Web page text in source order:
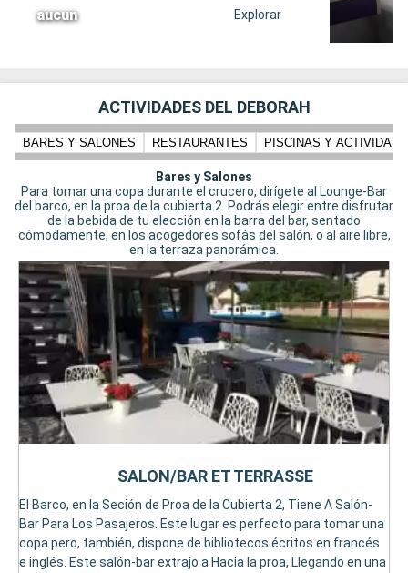
aucun Explorar
ACTIVIDADES DEL DEBORAH
BARES Y SALONES RESTAURANTES PISCINAS Y
Bares y Salones
Para tomar una copa durante el crucero, dirígete al Lounge-Bar
del barco, en la proa de la cubierta 2. Podrás elegir entre disfrutar
de la bebida de tu elección en la barra del bar, sentado
cómodamente, en los acogedores sofás del salón, o al aire libre,
en la terraza panorámica.
El Barco, en la Seción de Proa de la Cubierta 2, Tiene A Salón-
Bar Para Los Pasajeros. Este lugar es perfecto para tomar una
copa pero, también, dispone de bibliotecos écritos en francés
e inglés. Este salón-bar extrajo a Hacia la proa, Llegando en una
SALON/BAR ET TERRASSE